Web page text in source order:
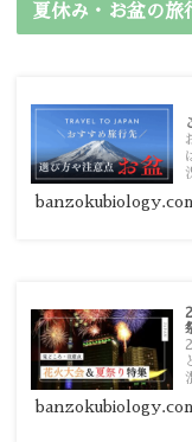
夏休み・お盆の旅